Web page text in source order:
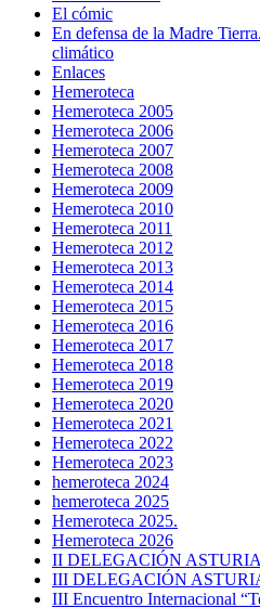
El cómic
En defensa de la Madre
climático
Enlaces
Hemeroteca
Hemeroteca 2005
Hemeroteca 2006
Hemeroteca 2007
Hemeroteca 2008
Hemeroteca 2009
Hemeroteca 2010
Hemeroteca 2011
Hemeroteca 2012
Hemeroteca 2013
Hemeroteca 2014
Hemeroteca 2015
Hemeroteca 2016
Hemeroteca 2017
Hemeroteca 2018
Hemeroteca 2019
Hemeroteca 2020
Hemeroteca 2021
Hemeroteca 2022
Hemeroteca 2023
hemeroteca 2024
hemeroteca 2025
Hemeroteca 2025.
Hemeroteca 2026
II DELEGACIÓN
III DELEGACIÓN
III Encuentro Internacional